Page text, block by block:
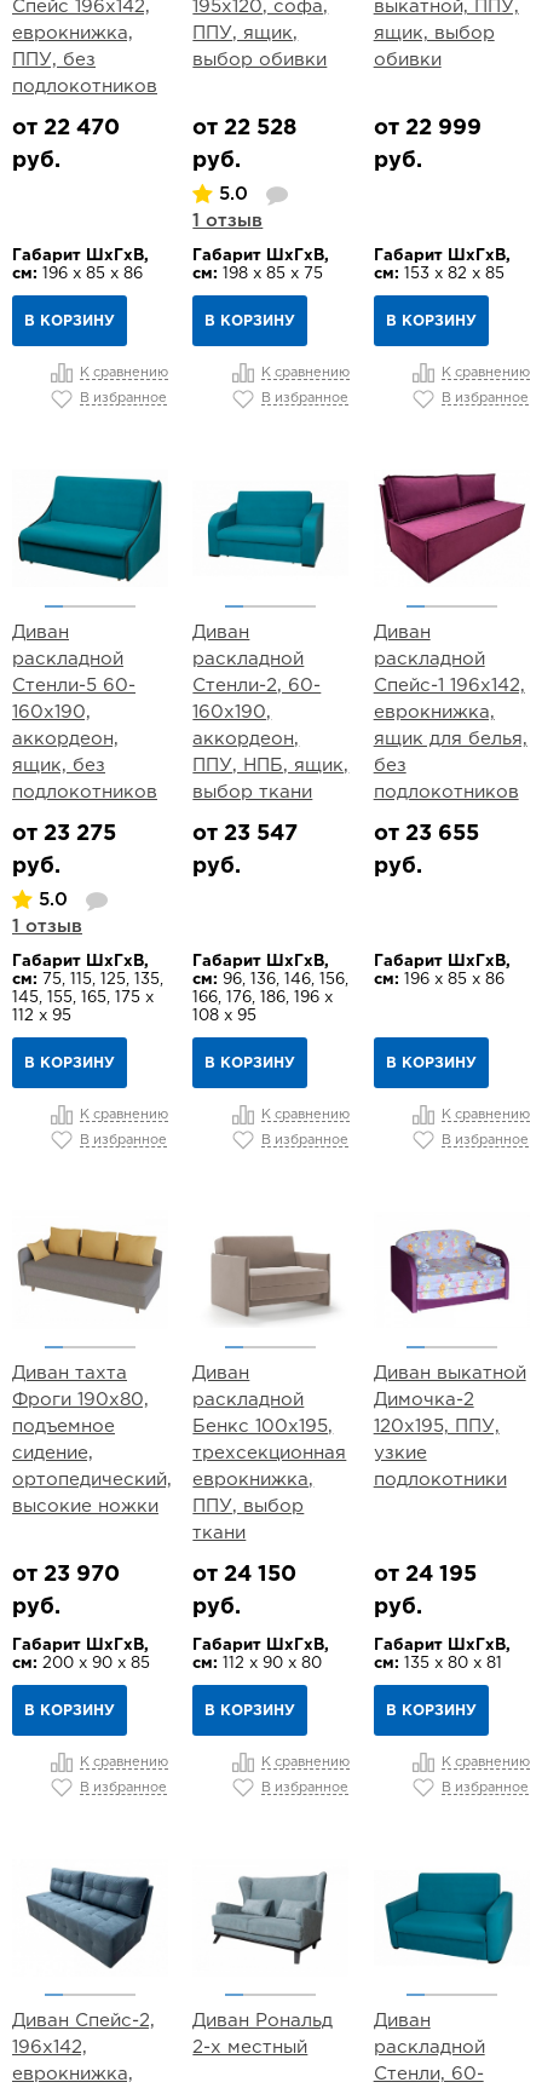
Спейс 196х142,
еврокнижка,
ППУ, без
подлокотников
от 22 470
руб.
Габарит ШхГхВ,
см: 196 х 85 х 86
В КОРЗИНУ
К сравнению
В избранное
195х120, софа,
ППУ, ящик,
выбор обивки
от 22 528
руб.
5.0
1 отзыв
Габарит ШхГхВ,
см:
198 х 85 х 75
В КОРЗИНУ
К сравнению
В избранное
выкатной, ППУ,
ящик, выбор
обивки
от 22 999
руб.
Габарит ШхГхВ,
см: 153 х 82 х 85
В КОРЗИНУ
К сравнению
В избранное
Диван
раскладной
Стенли-5 60-
160х190,
аккордеон,
ящик, без
подлокотников
от 23 275
руб.
5.0
1 отзыв
Габарит ШхГхВ,
см: 75, 115, 125, 135,
145, 155, 165, 175 х
112 х 95
В КОРЗИНУ
К сравнению
В избранное
Диван
раскладной
Стенли-2, 60-
160х190,
аккордеон,
ППУ, НПБ, ящик,
выбор ткани
от 23 547
руб.
Габарит ШхГхВ,
см: 96, 136, 146, 156,
166, 176, 186, 196 х
108 х 95
В КОРЗИНУ
К сравнению
В избранное
Диван
раскладной
Спейс-1 196х142,
еврокнижка,
ящик для белья,
без
подлокотников
от 23 655
руб.
Габарит ШхГхВ,
см: 196 х 85 х 86
В КОРЗИНУ
К сравнению
В избранное
Диван тахта
Фроги 190х80,
подъемное
сидение,
ортопедический,
высокие ножки
от 23 970
руб.
Габарит ШхГхВ,
см: 200 х 90 х 85
В КОРЗИНУ
К сравнению
В избранное
Диван
раскладной
Бенкс 100х195,
трехсекционная
еврокнижка,
ППУ, выбор
ткани
от 24 150
руб.
Габарит ШхГхВ,
см:
112 х 90 х 80
В КОРЗИНУ
К сравнению
В избранное
Диван выкатной
Димочка-2
120х195, ППУ,
узкие
подлокотники
от 24 195
руб.
Габарит ШхГхВ,
см: 135 х 80 х 81
В КОРЗИНУ
К сравнению
В избранное
Диван Спейс-2,
196х142,
еврокнижка,
Диван Рональд
2-х местный
Диван
раскладной
Стенли, 60-